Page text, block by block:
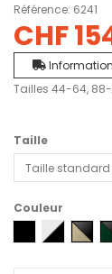
Référence: 6241
CHF
Tailles 44-64, 88-
Taille
Couleur
0404 - Noir
0904 -2004